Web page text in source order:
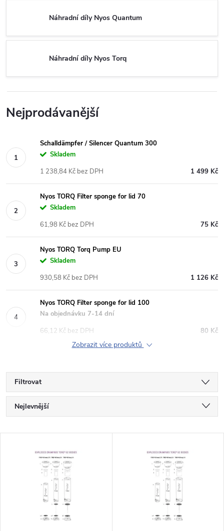
Náhradní díly Nyos Quantum
Náhradní díly Nyos Torq
Nejprodávanější
Schalldämpfer / Silencer Quantum 300
Skladem
1 499 Kč
1 238,84 Kč bez DPH
Nyos TORQ Filter sponge for lid 70
Skladem
75 Kč
61,98 Kč bez DPH
Nyos TORQ Torq Pump EU
Skladem
1 126 Kč
930,58 Kč bez DPH
Nyos TORQ Filter sponge for lid 100
Na objednávku 7-14 dní
80 Kč
66,12 Kč bez DPH
Zobrazit více produktů
Filtrovat
Ř
a
Nejlevnější
Abecedně